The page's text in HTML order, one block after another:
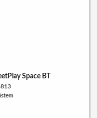
Space BT